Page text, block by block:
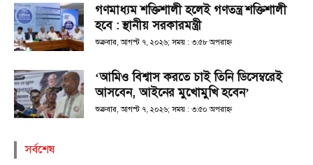
গণমাধ্যম শক্তিশালী হলেই গণতন্ত্র শক্তিশালী
হবে : স্থানীয় সরকারমন্ত্রী
শুক্রবার, আগস্ট ৭, ২০২৬; সময় : ৩:৫৮ অপরাহ্ণ
‘আমিও বিশ্বাস করতে চাই তিনি ডিসেম্বরেই
আসবেন, আইনের মুখোমুখি হবেন’
শুক্রবার, আগস্ট ৭, ২০২৬; সময় : ৩:৫০ অপরাহ্ণ
সর্বশেষ